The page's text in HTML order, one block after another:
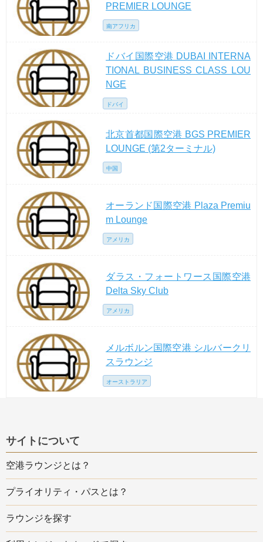
PREMIER LOUNGE
南アフリカ
ドバイ国際空港 DUBAI INTERNA
TIONAL BUSINESS CLASS LOU
NGE
ドバイ
北京首都国際空港 BGS PREMIER
LOUNGE (第2ターミナル)
中国
オーランド国際空港 Plaza Premiu
m Lounge
アメリカ
ダラス・フォートワース国際空港
Delta Sky Club
アメリカ
メルボルン国際空港 シルバークリ
スラウンジ
オーストラリア
サイトについて
空港ラウンジとは？
プライオリティ・パスとは？
ラウンジを探す